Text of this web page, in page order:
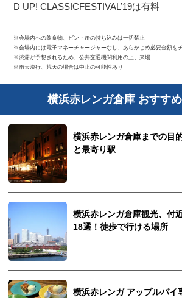
D UP! CLASSICFESTIVAL’19は有料
※会場内への飲食物、ビン・缶の持ち込みは一切禁止
※会場内には電子マネーチャージャーなし、あらかじめ必要金額を
※渋滞が予想されるため、公共交通機関利用の上、来場
※雨天決行、荒天の場合は中止の可能性あり
横浜赤レンガ倉庫 おすす
横浜赤レンガ倉庫までの目
と最寄り駅
横浜赤レンガ倉庫観光、付
18選！徒歩で行ける場所
横浜赤レンガ アップルパイ